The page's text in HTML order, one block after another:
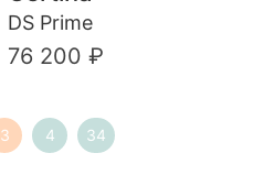
DS Prime
76 200 ₽
3 4 34